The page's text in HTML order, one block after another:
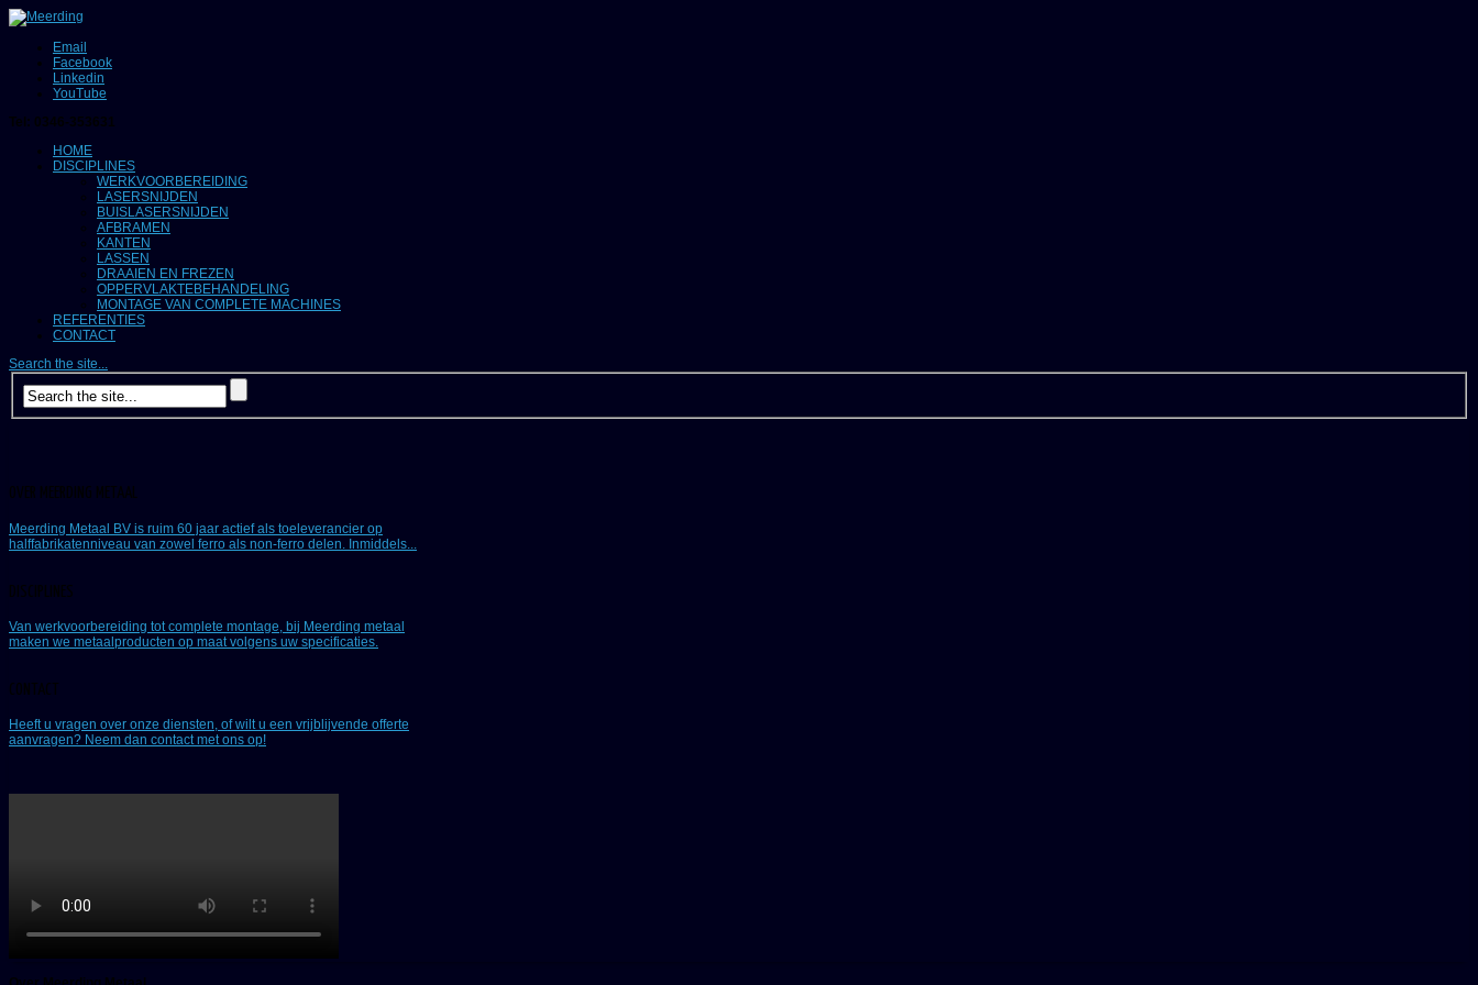
Email
Facebook
Linkedin
YouTube
Tel: 0346-353631
HOME
DISCIPLINES
WERKVOORBEREIDING
LASERSNIJDEN
BUISLASERSNIJDEN
AFBRAMEN
KANTEN
LASSEN
DRAAIEN EN FREZEN
OPPERVLAKTEBEHANDELING
MONTAGE VAN COMPLETE MACHINES
REFERENTIES
CONTACT
Search the site...
OVER MEERDING METAAL
Meerding Metaal BV is ruim 60 jaar actief als toeleverancier op
halffabrikatenniveau van zowel ferro als non-ferro delen. Inmiddels...
DISCIPLINES
Van werkvoorbereiding tot complete montage, bij Meerding metaal
maken we metaalproducten op maat volgens uw specificaties.
CONTACT
Heeft u vragen over onze diensten, of wilt u een vrijblijvende offerte
aanvragen? Neem dan contact met ons op!